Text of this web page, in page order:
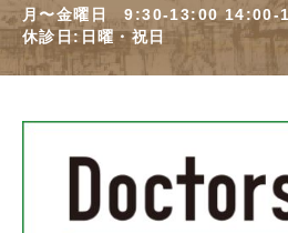
月〜金曜日 9:30-13:00 14:00-
休診日:日曜・祝日